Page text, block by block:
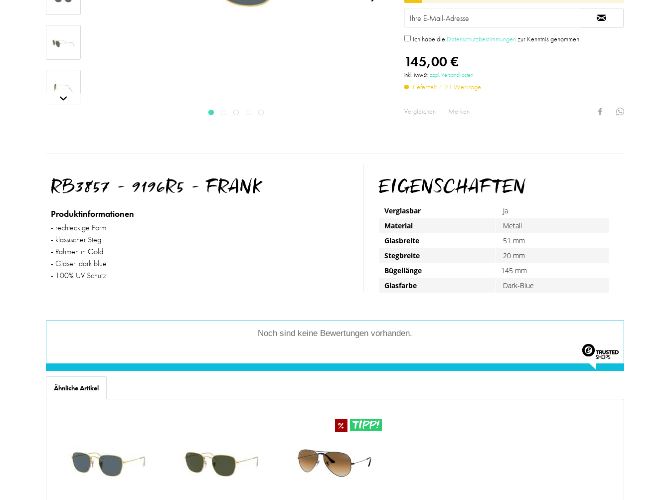
Ich habe die Datenschutzbestimmungenzur Kenntnis genommen.
145,00 €
inkl. MwSt.zzgl. Versandkosten
Lieferzeit 7-21 Werktage
Vergleichen Merken
RB3857 - 9196R5 - FRANK
Produktinformationen
- rechteckige Form
- klassischer Steg
- Rahmen in Gold
- Gläser: dark blue
- 100% UV Schutz
EIGENSCHAFTEN
Verglasbar
Ja
Material
Metall
Glasbreite
51 mm
Stegbreite
20 mm
Bügellänge
145 mm
Glasfarbe
Dark-Blue
Noch sind keine Bewertungen vorhanden.
Ähnliche Artikel
% TIPP!